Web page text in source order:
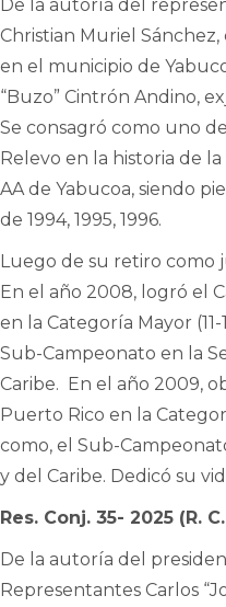
De la autoría del
Christian Muriel
en el municipio de
“Buzo” Cintrón Andino,
Se consagró como uno
Relevo en la historia de
AA de Yabucoa, siendo
de 1994, 1995, 1996.
Luego de su retiro como
En el año 2008, logró el
en la Categoría Mayor
Sub-Campeonato en la
Caribe. En el año 2009,
Puerto Rico en la
como, el Sub-
y del Caribe. Dedicó su
Res. Conj. 35- 2025 (R.
De la autoría del
Representantes Carlos